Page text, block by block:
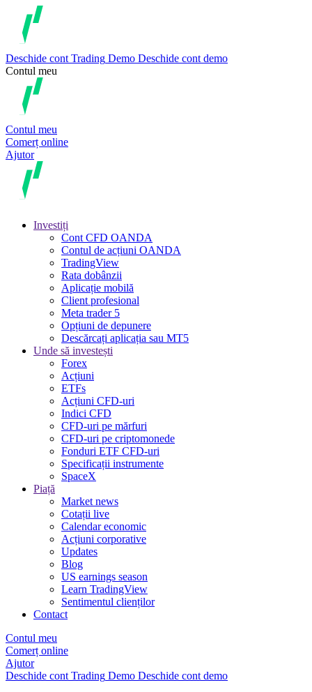
Deschide cont Trading Demo Deschide cont demo
Contul meu
Contul meu
Comerț online
Ajutor
Investiți
Cont CFD OANDA
Contul de acțiuni OANDA
TradingView
Rata dobânzii
Aplicație mobilă
Client profesional
Meta trader 5
Opțiuni de depunere
Descărcați aplicația sau MT5
Unde să investești
Forex
Acțiuni
ETFs
Acțiuni CFD-uri
Indici CFD
CFD-uri pe mărfuri
CFD-uri pe criptomonede
Fonduri ETF CFD-uri
Specificații instrumente
SpaceX
Piață
Market news
Cotații live
Calendar economic
Acțiuni corporative
Updates
Blog
US earnings season
Learn TradingView
Sentimentul clienților
Contact
Contul meu
Comerț online
Ajutor
Deschide cont Trading Demo Deschide cont demo